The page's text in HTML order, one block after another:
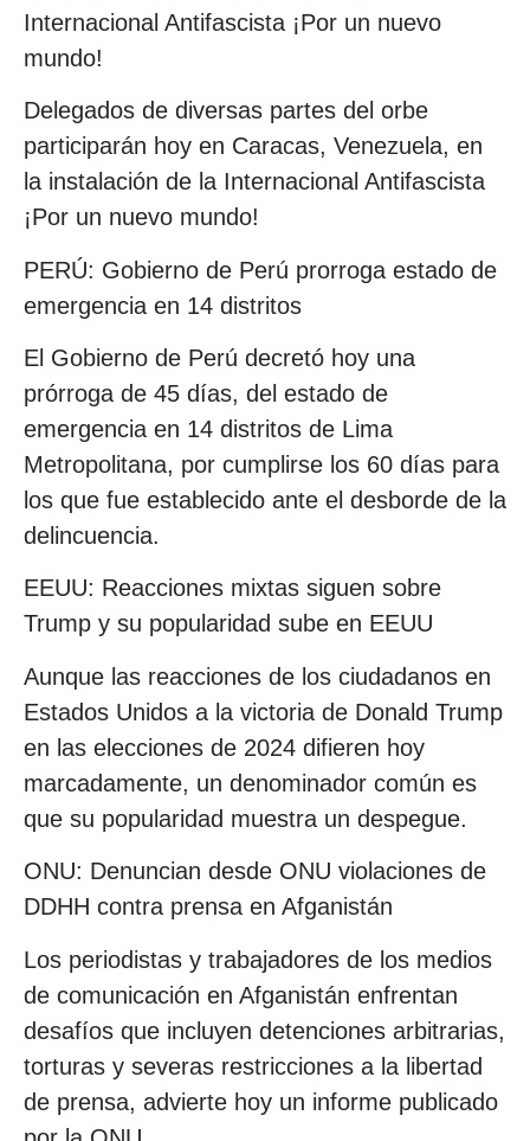
Internacional Antifascista ¡Por un nuevo
mundo!
Delegados de diversas partes del orbe
participarán hoy en Caracas, Venezuela, en
la instalación de la Internacional Antifascista
¡Por un nuevo mundo!
PERÚ: Gobierno de Perú prorroga estado de
emergencia en 14 distritos
El Gobierno de Perú decretó hoy una
prórroga de 45 días, del estado de
emergencia en 14 distritos de Lima
Metropolitana, por cumplirse los 60 días para
los que fue establecido ante el desborde de la
delincuencia.
EEUU: Reacciones mixtas siguen sobre
Trump y su popularidad sube en EEUU
Aunque las reacciones de los ciudadanos en
Estados Unidos a la victoria de Donald Trump
en las elecciones de 2024 difieren hoy
marcadamente, un denominador común es
que su popularidad muestra un despegue.
ONU: Denuncian desde ONU violaciones de
DDHH contra prensa en Afganistán
Los periodistas y trabajadores de los medios
de comunicación en Afganistán enfrentan
desafíos que incluyen detenciones arbitrarias,
torturas y severas restricciones a la libertad
de prensa, advierte hoy un informe publicado